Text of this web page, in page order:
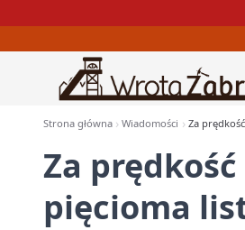
Strona główna Wiadomości Za
Za
pięcioma